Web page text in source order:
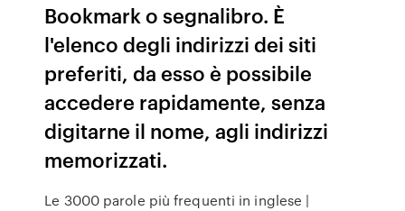
Bookmark o segnalibro. È
l'elenco degli indirizzi dei siti
preferiti, da esso è possibile
accedere rapidamente, senza
digitarne il nome, agli indirizzi
memorizzati.
Le 3000 parole più frequenti in inglese |